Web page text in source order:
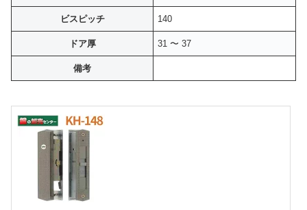
ビスピッチ 140
ドア厚 31 〜 37
備考